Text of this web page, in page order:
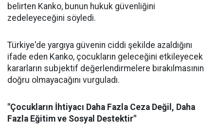
belirten Kanko, bunun hukuk güvenliğini
zedeleyeceğini söyledi.
Türkiye'de yargıya güvenin ciddi şekilde azaldığını
ifade eden Kanko, çocukların geleceğini etkileyecek
kararların subjektif değerlendirmelere bırakılmasının
doğru olmayacağını vurguladı.
"Çocukların İhtiyacı Daha Fazla Ceza Değil, Daha
Fazla Eğitim ve Sosyal Destektir"